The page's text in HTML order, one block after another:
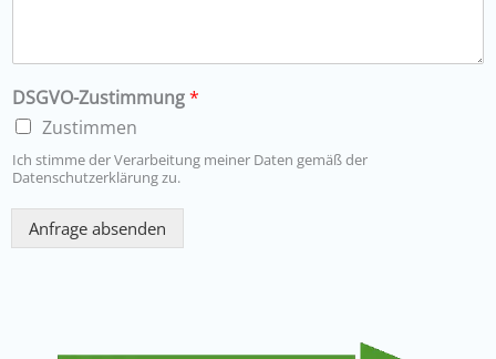
DSGVO-Zustimmung*
Zustimmen
Ich stimme der Verarbeitung meiner Daten gemäß der
Datenschutzerklärung zu.
Anfrage absenden